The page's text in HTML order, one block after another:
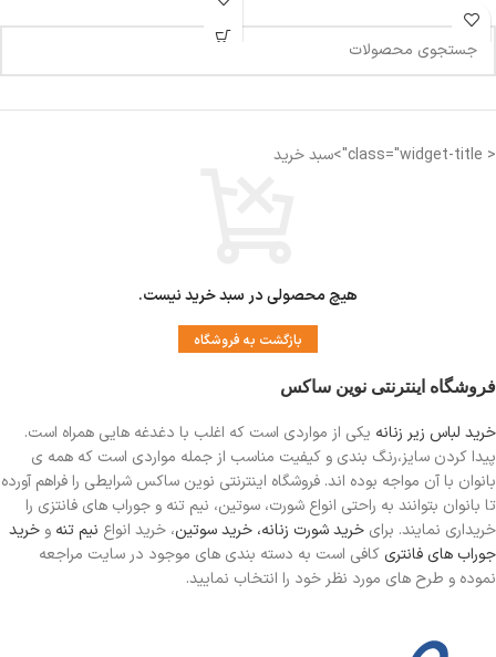
< class="widget-title">سبد خرید
هیچ محصولی در سبد خرید نیست.
بازگشت به فروشگاه
فروشگاه اینترنتی نوین ساکس
خرید لباس زیر زنانه یکی از مواردی است که اغلب با دغدغه هایی همراه است.
پیدا کردن سایز،رنگ بندی و کیفیت مناسب از جمله مواردی است که همه ی
بانوان با آن مواجه بوده اند. فروشگاه اینترنتی نوین ساکس شرایطی را فراهم آورده
تا بانوان بتوانند به راحتی انواع شورت، سوتین، نیم تنه و جوراب های فانتزی را
خریداری نمایند. برای خرید شورت زنانه، خرید سوتین، خرید انواع نیم تنه و خرید
جوراب های فانتری کافی است به دسته بندی های موجود در سایت مراجعه
نموده و طرح های مورد نظر خود را انتخاب نمایید.